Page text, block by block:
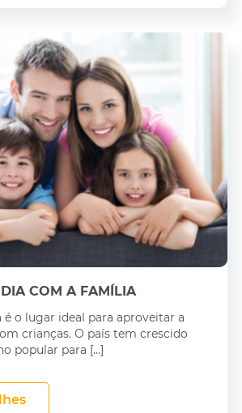
COM A FAMÍLIA
é o lugar ideal para aproveitar a
crianças. O país tem crescido
popular para […]